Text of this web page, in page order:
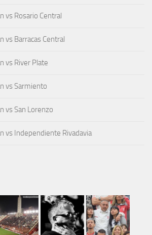
vs Rosario Central
vs Barracas Central
vs River Plate
vs Sarmiento
vs San Lorenzo
vs Independiente Rivadavia